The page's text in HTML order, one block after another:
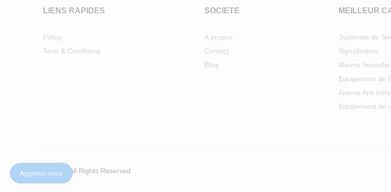
LIENS RAPIDES
Policy
Term & Conditions
SOCIETE
À propos
Contact
Blog
MEILLEUR
Systèmes de
Signalisation
Alarme Incendie
Equipement de
Alarme Anti
Equipement de
© 2024. All Rights Reserved
Appelez-nous